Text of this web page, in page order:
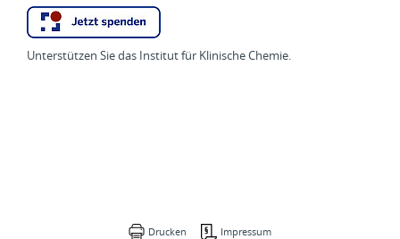
Unterstützen Sie das Institut für Klinische Chemie.
Drucken Impressum